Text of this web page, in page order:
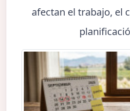
afectan el trabajo, el